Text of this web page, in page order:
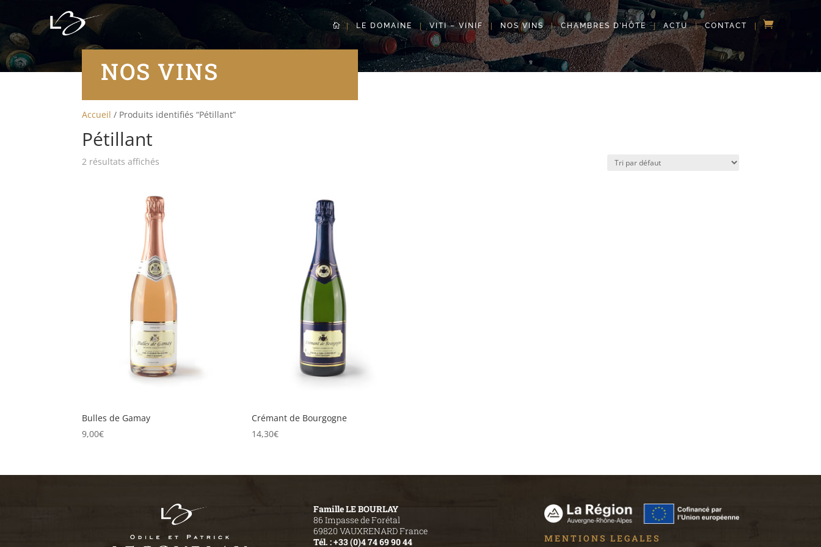
LE DOMAINE VITI – VINIF NOS VINS CHAMBRES D’HÔTE ACTU CONTACT
NOS VINS
Accueil / Produits identifiés “Pétillant”
Pétillant
2 résultats affichés
Bulles de Gamay
9,00€
Crémant de Bourgogne
14,30€
Famille LE BOURLAY
86 Impasse de Forétal
69820 VAUXRENARD France
Tél. : +33 (0)4 74 69 90 44
MENTIONS LEGALES